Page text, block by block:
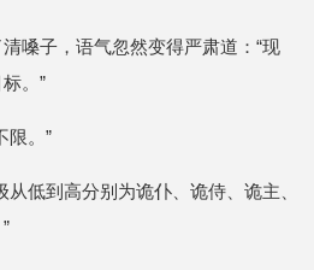
嗓子，语气忽然变得严肃道：“现
。”
限。”
从低到高分别为诡仆、诡侍、诡主、